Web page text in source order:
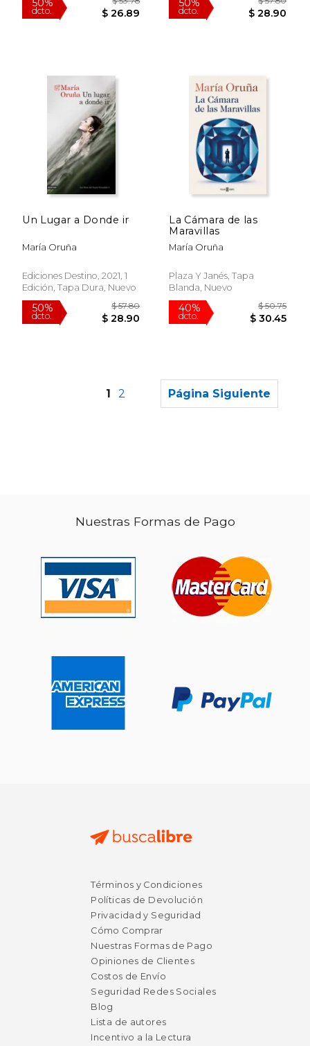
50%
dcto.
40%
dcto.
50%
dcto. $ 37.64
50%
dcto.
$ 53.78
$ 26.89 dcto.
Un Lugar a Donde ir
María Oruña
Ediciones Destino, 2021, 1
Edición, Tapa Dura, Nuevo
La Cámara de las
Maravillas
María Oruña
Plaza Y Janés, Tapa
Blanda, Nuevo
1 2 Página Siguiente
Nuestras Formas de Pago
Términos y Condiciones
Políticas de Devolución
Privacidad y Seguridad
Cómo Comprar
Nuestras Formas de Pago
Opiniones de Clientes
Costos de Envío
Seguridad Redes Sociales
Blog
Lista de autores
Incentivo a la Lectura